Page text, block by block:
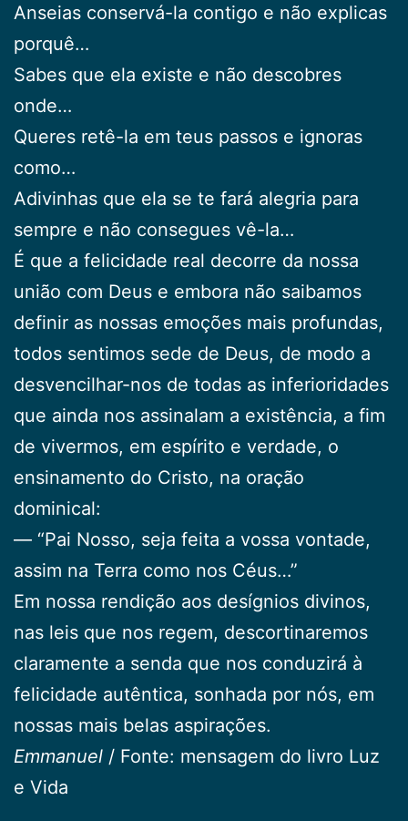
Anseias conservá-la contigo e não explicas
porquê…
Sabes que ela existe e não descobres
onde…
Queres retê-la em teus passos e ignoras
como…
Adivinhas que ela se te fará alegria para
sempre e não consegues vê-la…
É que a felicidade real decorre da nossa
união com Deus e embora não saibamos
definir as nossas emoções mais profundas,
todos sentimos sede de Deus, de modo a
desvencilhar-nos de todas as inferioridades
que ainda nos assinalam a existência, a fim
de vivermos, em espírito e verdade, o
ensinamento do Cristo, na oração
dominical:
— “Pai Nosso, seja feita a vossa vontade,
assim na Terra como nos Céus…”
Em nossa rendição aos desígnios divinos,
nas leis que nos regem, descortinaremos
claramente a senda que nos conduzirá à
felicidade autêntica, sonhada por nós, em
nossas mais belas aspirações.
Emmanuel / Fonte: mensagem do livro Luz
e Vida